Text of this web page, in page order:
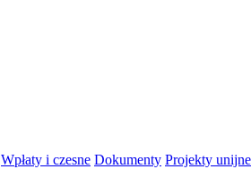
Wpłaty i czesne Dokumenty Projekty unijne